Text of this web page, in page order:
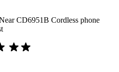
CD6951B Cordless phone